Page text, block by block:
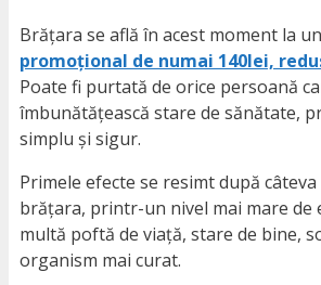
Brățara se află în acest moment la un
promoțional de numai 140lei,
Poate fi purtată de orice persoană
îmbunătățească stare de sănătate,
simplu și sigur.
Primele efecte se resimt după
brățara, printr-un nivel mai mare de
multă poftă de viață, stare de bine,
organism mai curat.